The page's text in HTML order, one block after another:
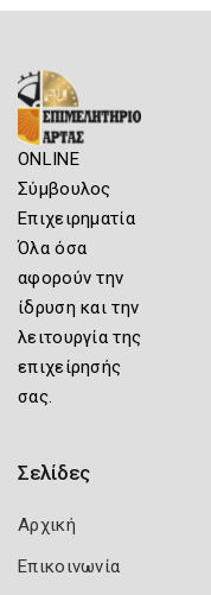
ONLINE
Σύμβουλος
Επιχειρηματία
Όλα όσα
αφορούν την
ίδρυση και την
λειτουργία της
επιχείρησής
σας.
Σελίδες
Αρχική
Επικοινωνία